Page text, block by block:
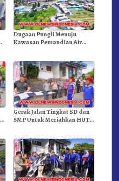
Dugaan Pungli Menuju
Kawasan Pemandian Air
Gerak Jalan Tingkat SD dan
SMP Untuk Meriahkan HUT